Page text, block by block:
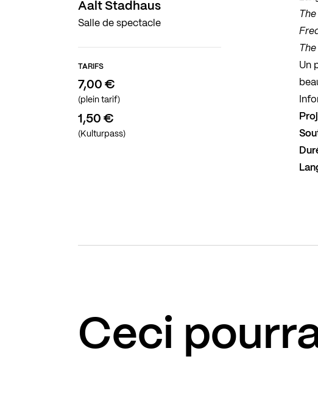
Aalt Stadhaus
Salle de spectacle
TARIFS
7,00 €
(plein tarif)
1,50 €
(Kulturpass)
Un
Ceci